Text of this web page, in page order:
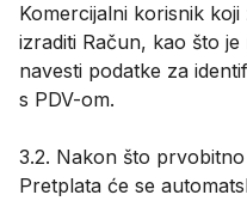
Komercijalni korisnik
izraditi Račun, kao što
navesti podatke za
s PDV-om.
3.2. Nakon što
Pretplata će se